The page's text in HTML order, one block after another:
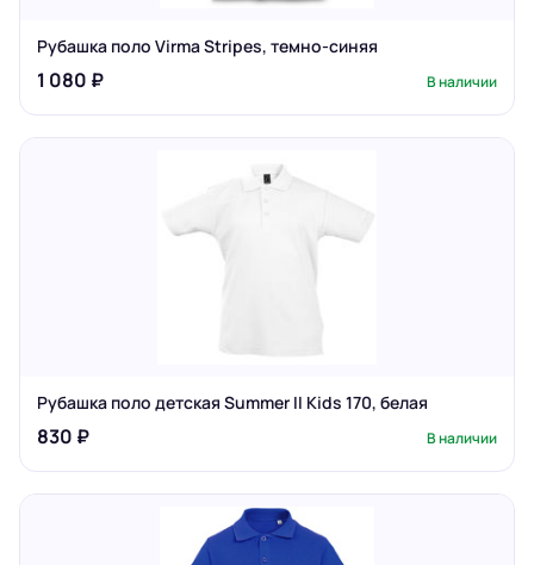
Рубашка поло Virma Stripes, темно-синяя
1 080 ₽ В наличии
Рубашка поло детская Summer II Kids 170, белая
830 ₽ В наличии